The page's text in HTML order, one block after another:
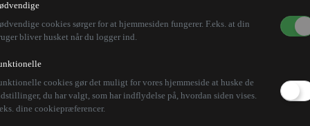
cookies sørger for at hjemmesiden fungerer. F.eks. at din
bliver husket når du logger ind.
cookies gør det muligt for vores hjemmeside at huske de
du har valgt, som har indflydelse på, hvordan siden vises.
dine cookiepræferencer.